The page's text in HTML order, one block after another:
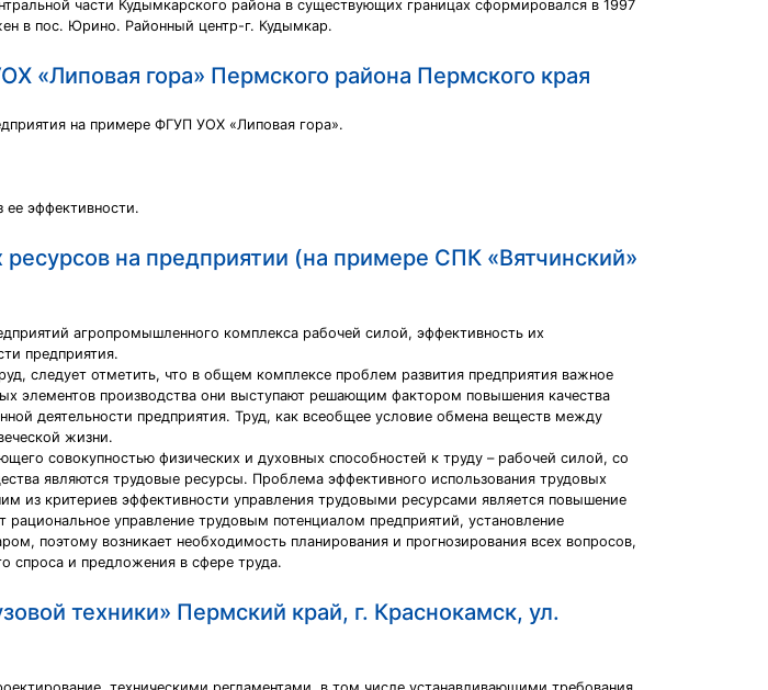
части Кудымкарского района в существующих границах сформировался в 1997
в пос. Юрино. Районный центр-г. Кудымкар.
«Липовая гора» Пермского района Пермского края
на примере ФГУП УОХ «Липовая гора».
ее эффективности.
на предприятии (на примере СПК «Вятчинский»
агропромышленного комплекса рабочей силой, эффективность их
предприятия.
следует отметить, что в общем комплексе проблем развития предприятия важное
элементов производства они выступают решающим фактором повышения качества
деятельности предприятия. Труд, как всеобщее условие обмена веществ между
жизни.
совокупностью физических и духовных способностей к труду – рабочей силой, со
являются трудовые ресурсы. Проблема эффективного использования трудовых
из критериев эффективности управления трудовыми ресурсами является повышение
управление трудовым потенциалом предприятий, установление
поэтому возникает необходимость планирования и прогнозирования всех вопросов,
спроса и предложения в сфере труда.
техники» Пермский край, г. Краснокамск, ул.